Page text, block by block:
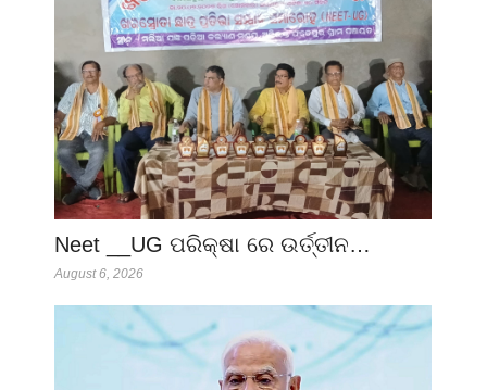
Neet __UG ପରିକ୍ଷା ରେ ଉର୍ତ୍ତୀନ…
August 6, 2026